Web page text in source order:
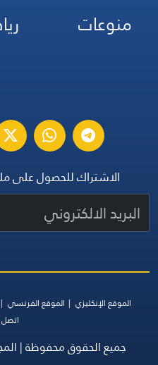
منوعات
الاشتراك للحصول
الموقع الإنكليزي الموقع الفرنسي
اتصل
جميع الحقوق محفوظة |